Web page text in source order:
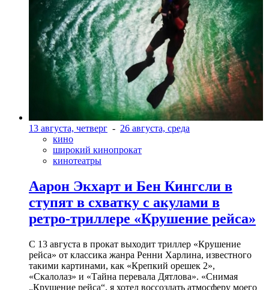
13 августа, четверг - 26 августа, среда
кино
широкий кинопрокат
кинотеатры
Аарон Экхарт и Бен Кингсли в
ступят в схватку с акулами в
ретро-триллере «Крушение рейса»
С 13 августа в прокат выходит триллер «Крушение
рейса» от классика жанра Ренни Харлина, известного
такими картинами, как «Крепкий орешек 2»,
«Скалолаз» и «Тайна перевала Дятлова». «Снимая
„Крушение рейса“, я хотел воссоздать атмосферу моего